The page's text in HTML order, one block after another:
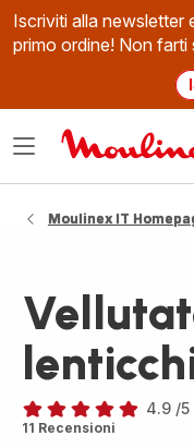
Iscriviti alla newsletter
primo ordine! Non
Apri
Moulinex IT
ratings.4.9
4.9 /5
11 Recensioni